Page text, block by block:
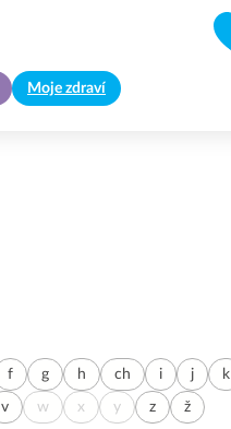
Moje zdraví
f g h ch i j k
v w x y z ž